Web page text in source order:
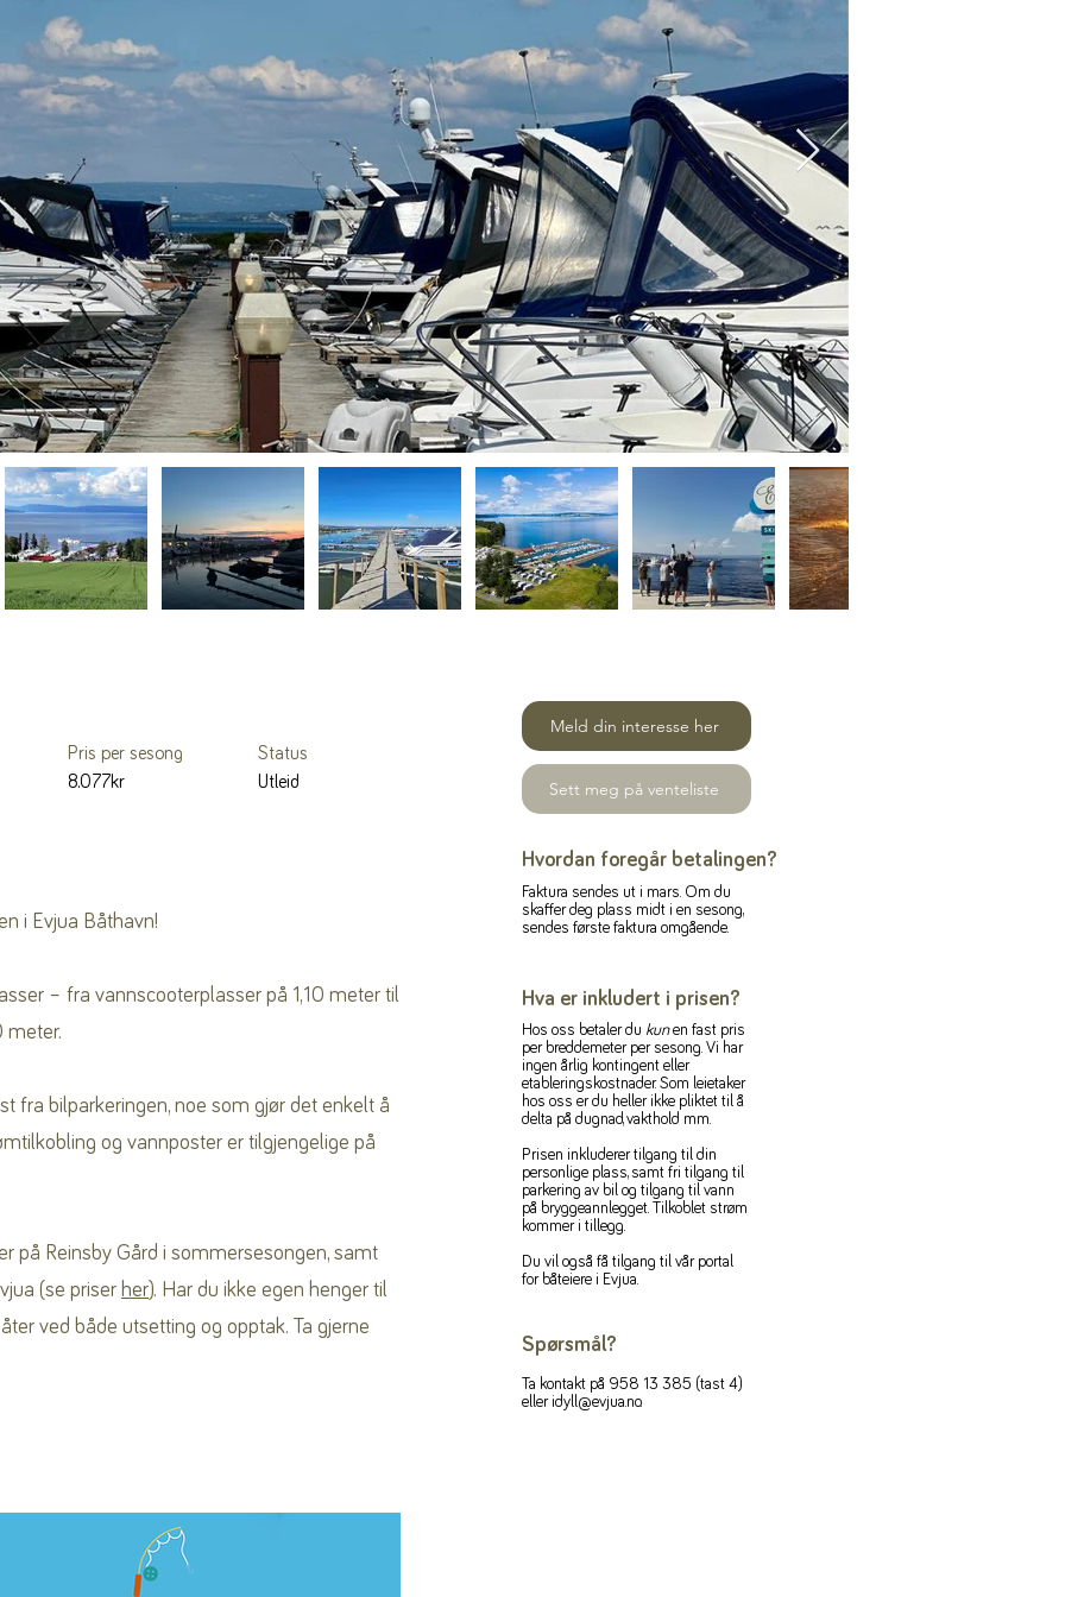
Pris per sesong
Status
8.077kr
Utleid
Meld din interesse her
Sett meg på venteliste
Hvordan foregår betalingen?
i Evjua Båthavn!
– fra vannscooterplasser på 1,10 meter til
meter.
fra bilparkeringen, noe som gjør det enkelt å
og vannposter er tilgjengelige på
på Reinsby Gård i sommersesongen, samt
(se priser her). Har du ikke egen henger til
ved både utsetting og opptak. Ta gjerne
Faktura sendes ut i mars. Om du
skaffer deg plass midt i en sesong,
sendes første faktura omgående.
Hva er inkludert i prisen?
Hos oss betaler du kunen fast pris
per breddemeter per sesong. Vi har
ingen årlig kontingent eller
etableringskostnader. Som leietaker
hos oss er du heller ikke pliktet til å
delta på dugnad, vakthold mm.
Prisen inkluderer tilgang til din
personlige plass, samt fri tilgang til
parkering av bil og tilgang til vann
på bryggeannlegget. Tilkoblet strøm
kommer i tillegg.
Du vil også få tilgang til vår portal
for båteiere i Evjua.
Spørsmål?
Ta kontakt på 958 13 385 (tast 4)
eller idyll@evjua.no.